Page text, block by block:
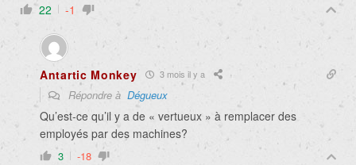
22 -1
Antartic Monkey 3 mois il y a
Répondre à Dégueux
Qu’est-ce qu’il y a de « vertueux » à remplacer des
employés par des machines?
3 -18